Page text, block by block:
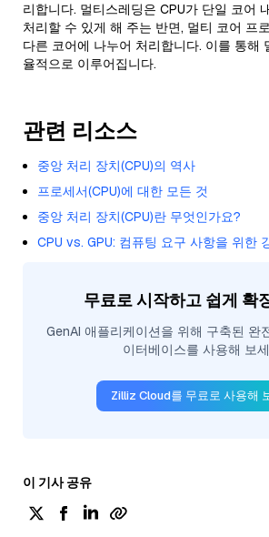
리합니다. 멀티스레딩은 CPU가 단일 코어
처리할 수 있게 해 주는 반면, 멀티 코어 프
다른 코어에 나누어 처리합니다. 이를 통해
율적으로 이루어집니다.
관련 리소스
중앙 처리 장치(CPU)의 역사
프로세서(CPU)에 대한 모든 것
중앙 처리 장치(CPU)란 무엇인가요?
CPU vs. GPU: 컴퓨팅 요구 사항을 위한
무료로 시작하고 쉽게 확
GenAI 애플리케이션을 위해 구축된 완
이터베이스를 사용해 보
Zilliz Cloud를 무료로 사용해
이 기사 공유